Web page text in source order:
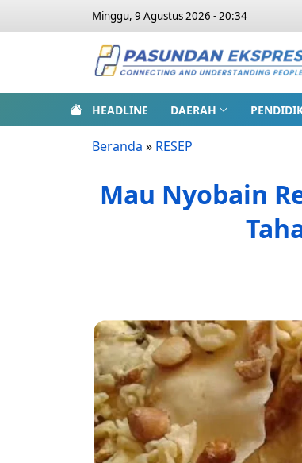
Minggu, 9 Agustus 2026 - 20:34
HEADLINE DAERAH
Beranda » RESEP
Mau Nyobain